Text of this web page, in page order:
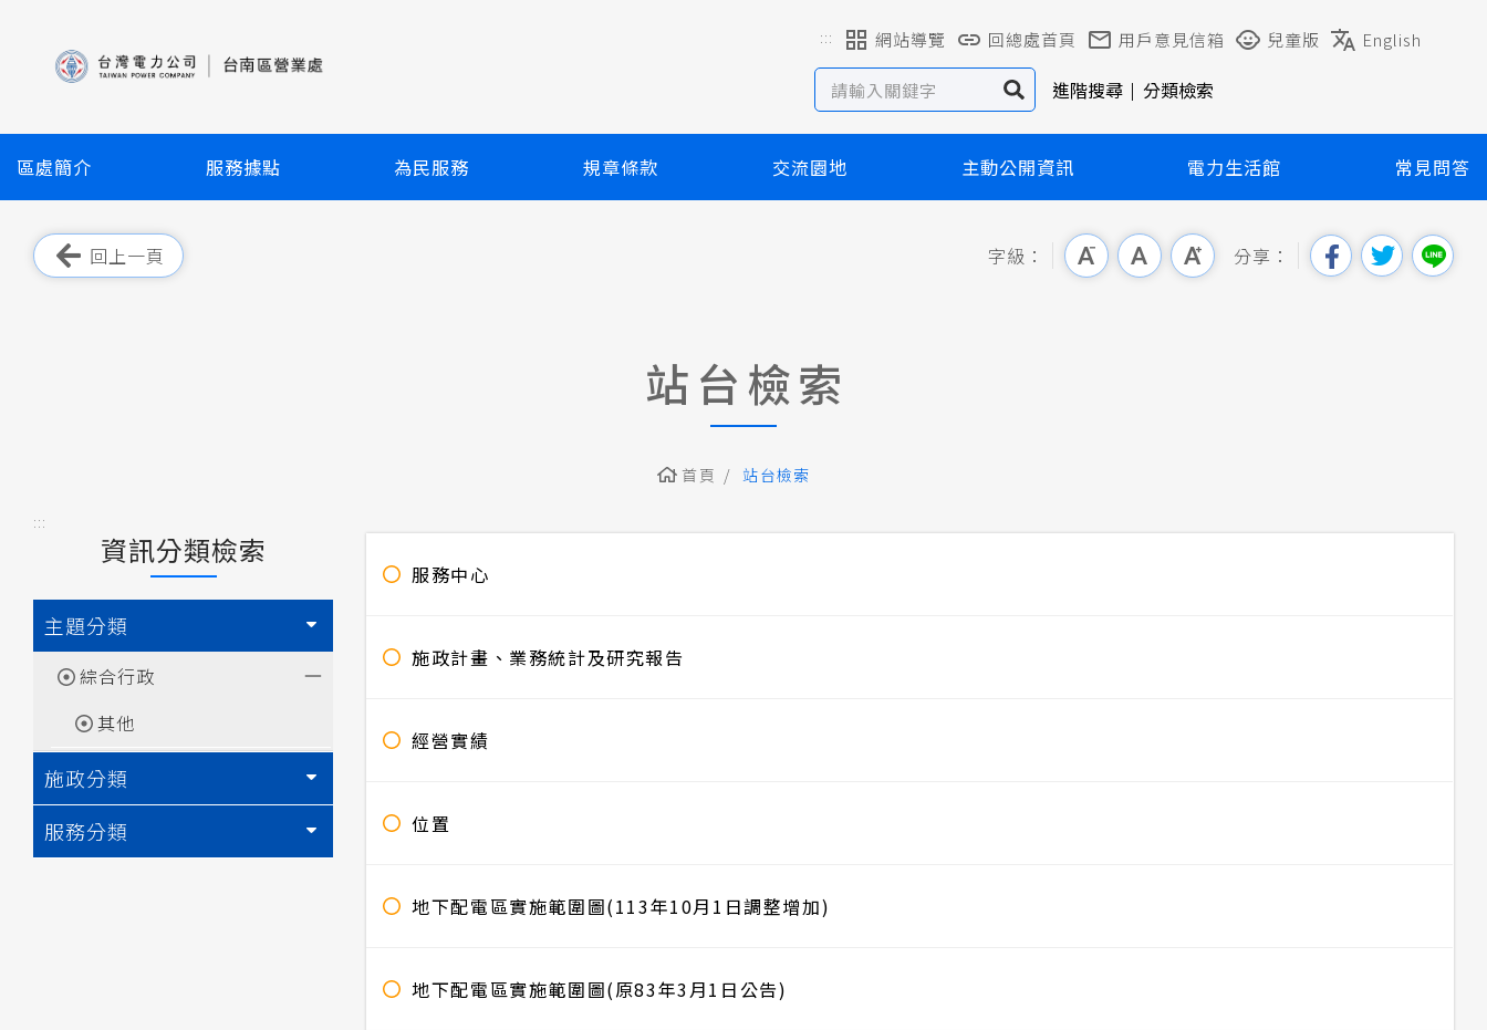
塊
::: 網站導覽 回總處首頁 用戶意見信箱 兒童版 English
進階搜尋 分類檢索
區處簡介 服務據點 為民服務 規章條款 交流園地 主動公開資訊 電力生活館 常見問答
回上一頁 字級： 分享：
站台檢索
首頁 站台檢索
:::
資訊分類檢索
主題分類
綜合行政
其他
施政分類
服務分類
服務中心
施政計畫、業務統計及研究報告
經營實績
位置
地下配電區實施範圍圖(113年10月1日調整增加)
地下配電區實施範圍圖(原83年3月1日公告)